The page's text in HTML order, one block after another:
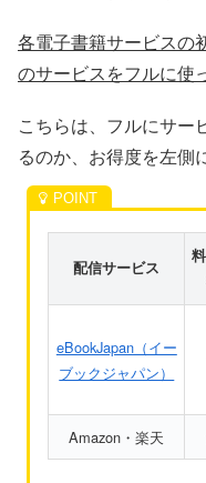
各電子書籍サービスの
のサービスをフルに使
こちらは、フルにサー
るのか、お得度を左側
配信サービス
eBookJapan（イー
ブックジャパン）
Amazon・楽天